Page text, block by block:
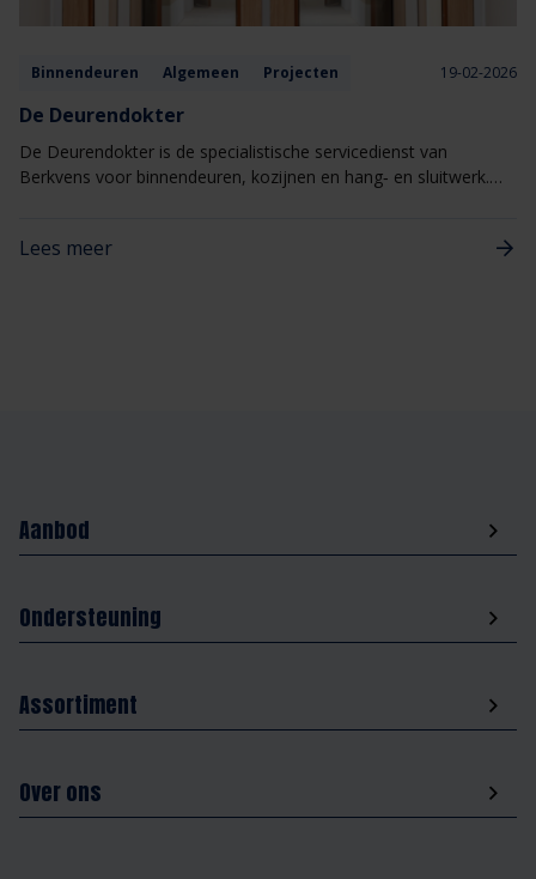
Binnendeuren Algemeen Projecten 19-02-2026
De Deurendokter
De Deurendokter is de specialistische servicedienst van
Berkvens voor binnendeuren, kozijnen en hang‑ en sluitwerk.
Lees meer
Aanbod
Ondersteuning
Assortiment
Over ons